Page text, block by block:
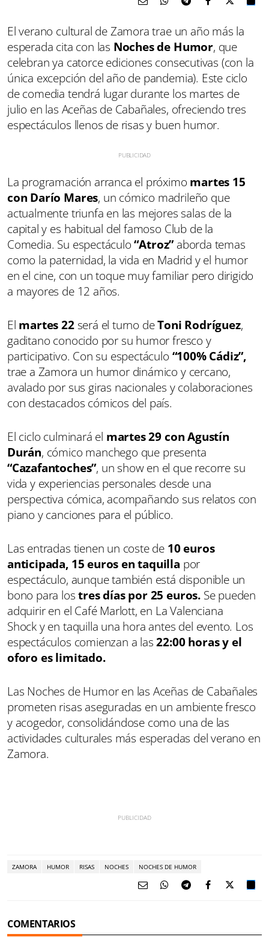
El verano cultural de Zamora trae un año más la
esperada cita con las Noches de Humor, que
celebran ya catorce ediciones consecutivas (con la
única excepción del año de pandemia). Este ciclo
de comedia tendrá lugar durante los martes de
julio en las Aceñas de Cabañales, ofreciendo tres
espectáculos llenos de risas y buen humor.
La programación arranca el próximo martes 15
con Darío Mares, un cómico madrileño que
actualmente triunfa en las mejores salas de la
capital y es habitual del famoso Club de la
Comedia. Su espectáculo“Atroz”aborda temas
como la paternidad, la vida en Madrid y el humor
en el cine, con un toque muy familiar pero dirigido
a mayores de 12 años.
El martes 22será el turno deToni Rodríguez,
gaditano conocido por su humor fresco y
participativo. Con su espectáculo “100% Cádiz”,
trae a Zamora un humor dinámico y cercano,
avalado por sus giras nacionales y colaboraciones
con destacados cómicos del país.
El ciclo culminará el martes 29 con Agustín
Durán, cómico manchego que presenta
“Cazafantoches”, un show en el que recorre su
vida y experiencias personales desde una
perspectiva cómica, acompañando sus relatos con
piano y canciones para el público.
Las entradas tienen un coste de 10 euros
anticipada, 15 euros en taquilla por
espectáculo, aunque también está disponible un
bono para lostres días por 25 euros.Se pueden
adquirir en el Café Marlott, en La Valenciana
Shock y en taquilla una hora antes del evento. Los
espectáculos comienzan a las22:00 horas y el
oforo es limitado.
Las Noches de Humor en las Aceñas de Cabañales
prometen risas aseguradas en un ambiente fresco
y acogedor, consolidándose como una de las
actividades culturales más esperadas del verano en
Zamora.
ZAMORA HUMOR RISAS NOCHES NOCHES DE HUMOR
COMENTARIOS